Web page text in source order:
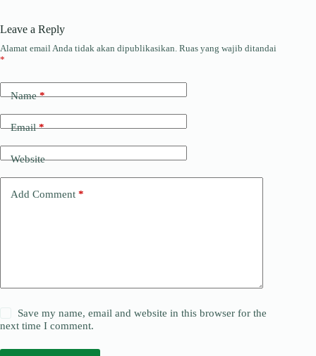
Leave a Reply
Alamat email Anda tidak akan dipublikasikan. Ruas yang wajib ditandai
*
Name*
Email*
Website
Add Comment *
Save my name, email and website in this browser for the
next time I comment.